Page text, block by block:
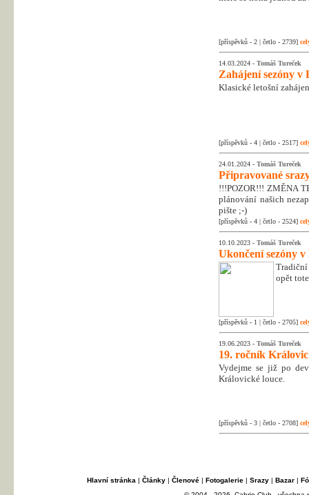
[příspěvků - 2 | četlo - 2739]
14.03.2024 - Tomáš Tureček
Zahájení sezóny v
Klasické letošní
[příspěvků - 4 | četlo - 2517]
24.01.2024 - Tomáš Tureček
Připravované
!!!POZOR!!! ZMĚNA
plánování našich
pište ;-)
[příspěvků - 4 | četlo - 2524]
10.10.2023 - Tomáš Tureček
Ukončení sezóny v
opět
[příspěvků - 1 | četlo - 2705]
19.06.2023 - Tomáš Tureček
19. ročník
Vydejme se již po
Královické louce.
[příspěvků - 3 | četlo - 2708]
Hlavní stránka | Články| Členové| Fotogalerie| Srazy| Bazar|